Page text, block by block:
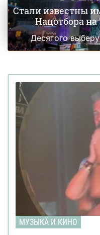
Стали известны
Нацотбора
Десятого
МУЗЫКА И КИНО